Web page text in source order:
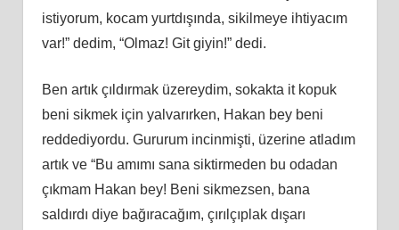
istiyorum, kocam yurtdışında, sikilmeye ihtiyacım
var!” dedim, “Olmaz! Git giyin!” dedi.
Ben artık çıldırmak üzereydim, sokakta it kopuk
beni sikmek için yalvarırken, Hakan bey beni
reddediyordu. Gururum incinmişti, üzerine atladım
artık ve “Bu amımı sana siktirmeden bu odadan
çıkmam Hakan bey! Beni sikmezsen, bana
saldırdı diye bağıracağım, çırılçıplak dışarı